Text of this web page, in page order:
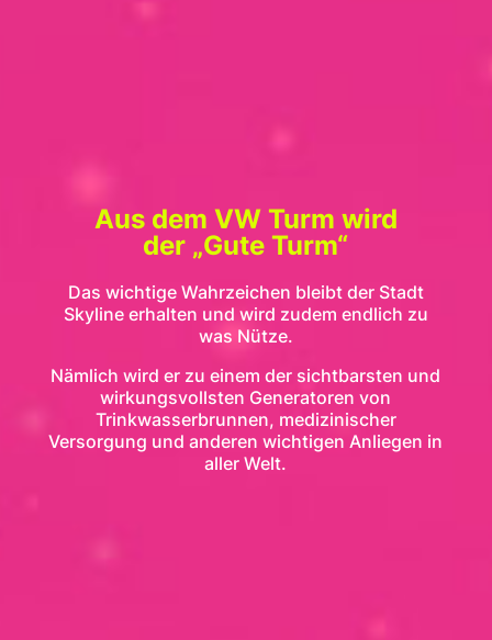
Aus dem VW Turm wird
der „Gute Turm“
Das wichtige Wahrzeichen bleibt der Stadt
Skyline erhalten und wird zudem endlich zu
was Nütze.
Nämlich wird er zu einem der sichtbarsten und
wirkungsvollsten Generatoren von
Trinkwasserbrunnen, medizinischer
Versorgung und anderen wichtigen Anliegen in
aller Welt.